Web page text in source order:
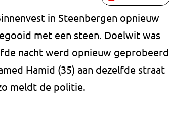
in Steenbergen opnieuw
met een steen. Doelwit was
nacht werd opnieuw geprobeerd
Hamid (35) aan dezelfde straat
meldt de politie.